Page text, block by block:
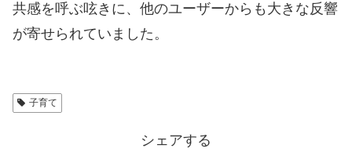
共感を呼ぶ呟きに、他のユーザーからも大きな反響
が寄せられていました。
子育て
シェアする